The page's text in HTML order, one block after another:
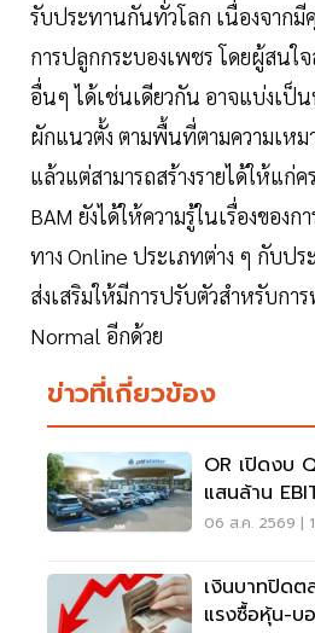
รับประทานกันทั่วโลก เนื่องจากมี
การปลูกกระบองเพชร โดยผู้สนใ
อื่นๆ ได้เช่นเดียวกัน อาจแบ่งเป็
ผักแนวตั้ง ตามพื้นที่ตามความเห
แล้วแต่สามารถสร้างรายได้ให้แก่
BAM ยังได้ให้ความรู้ในเรื่องของ
ทาง Online ประเภทต่าง ๆ กับป
ส่งเสริมให้มีการปรับตัวสำหรับกา
Normal อีกด้วย
ข่าวที่เกี่ยวข้อง
OR เปิดงบ
แสนล้าน
เมซอนขายนิว
06 ส.ค. 2569 |
เงินบาทปิด
แรงซื้อหุ้น-บ